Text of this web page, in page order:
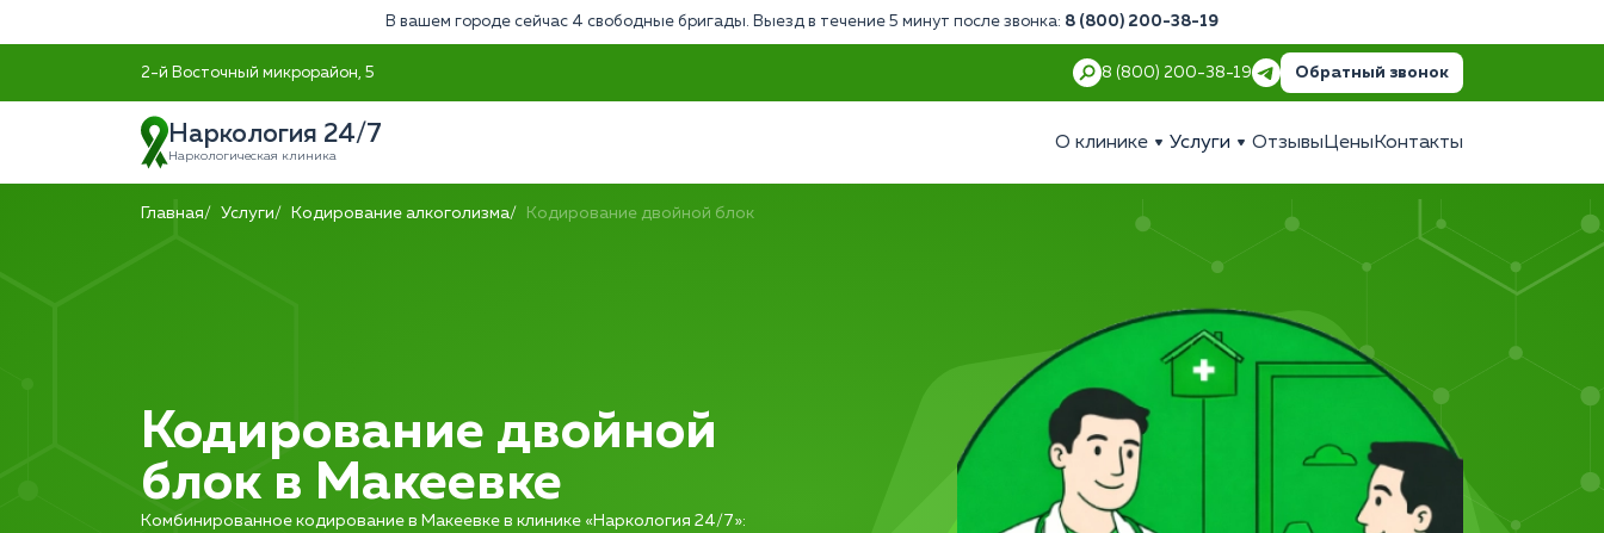
В вашем городе сейчас 4 свободные бригады. Выезд в течение 5 минут после звонка: 8 (800) 200-38-19
2-й Восточный микрорайон, 5 8 (800) 200-38-19 Обратный звонок
Наркология 24/7
Наркологическая клиника
О клинике Услуги Отзывы Цены Контакты
Главная Услуги Кодирование алкоголизма Кодирование двойной блок
Кодирование двойной
блок в Макеевке
Комбинированное кодирование в Макеевке в клинике «Наркология 24/7»: